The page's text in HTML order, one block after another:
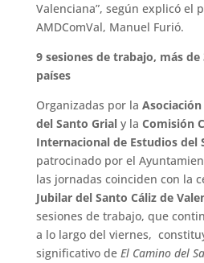
Valenciana”, según explicó el
AMDComVal, Manuel Furió.
9 sesiones de trabajo, más
países
Organizadas por la
del Santo Grialy la Comisión
Internacional de Estudios del
patrocinado por el
las jornadas coinciden con la
Jubilar del Santo Cáliz de
sesiones de trabajo, que
a lo largo del viernes,
significativo de El Camino del